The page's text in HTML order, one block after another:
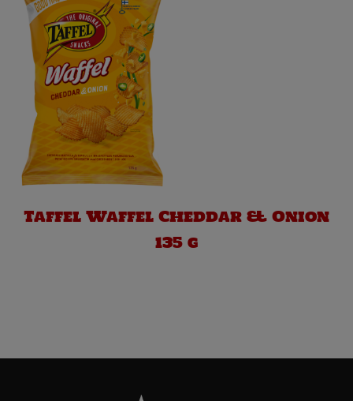
Taffel Waffel Cheddar & Onion
135 g